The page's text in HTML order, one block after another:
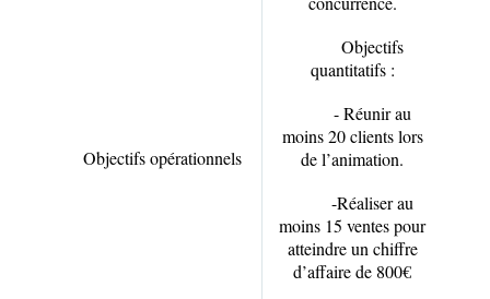
Objectifs opérationnels
Objectifs
quantitatifs :
- Réunir au
moins 20 clients lors
de l’animation.
-Réaliser au
moins 15 ventes pour
atteindre un chiffre
d’affaire de 800€